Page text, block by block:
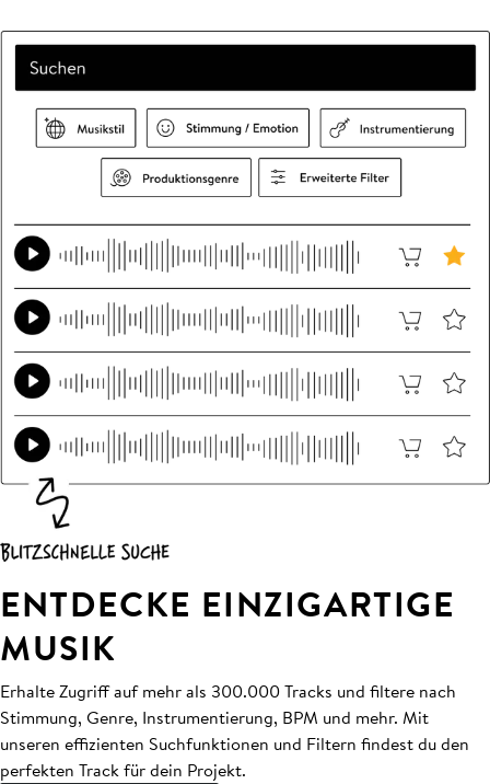
ENTDECKE EINZIGARTIGE
MUSIK
Erhalte Zugriff auf mehr als 300.000 Tracks und filtere nach
Stimmung, Genre, Instrumentierung, BPM und mehr. Mit
unseren effizienten Suchfunktionen und Filtern findest du den
perfekten Track für dein Projekt.